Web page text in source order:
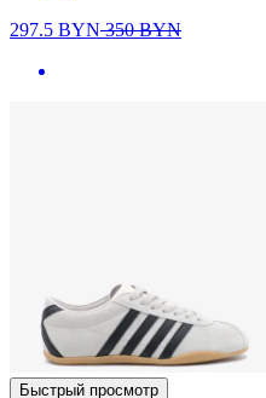
297.5 BYN350BYN
Быстрый просмотр